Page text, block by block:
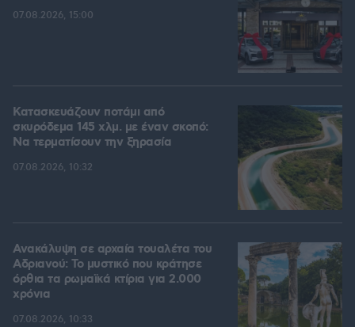
07.08.2026, 15:00
Κατασκευάζουν ποτάμι από
σκυρόδεμα 145 χλμ. με έναν σκοπό:
Να τερματίσουν την ξηρασία
07.08.2026, 10:32
Ανακάλυψη σε αρχαία τουαλέτα του
Αδριανού: Το μυστικό που κράτησε
όρθια τα ρωμαϊκά κτίρια για 2.000
χρόνια
07.08.2026, 10:33